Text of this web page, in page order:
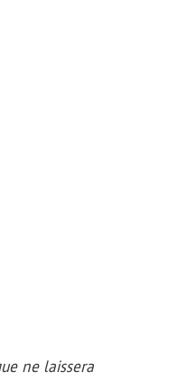
ne laissera